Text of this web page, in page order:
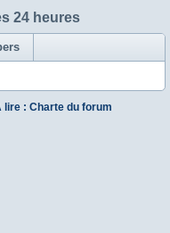
24 heures
lire : Charte du forum